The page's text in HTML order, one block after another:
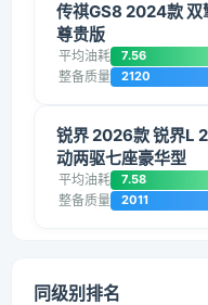
传祺GS8 2024款
尊贵版
平均油耗 7.56
整备质量 2120
锐界 2026款 锐界L
动两驱七座豪华型
平均油耗 7.58
整备质量 2011
同级别排名